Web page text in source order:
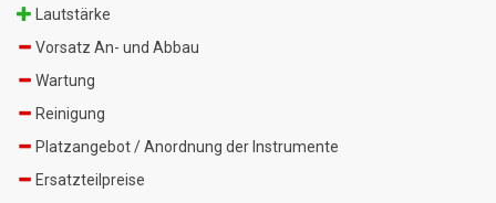
Lautstärke
Vorsatz An- und Abbau
Wartung
Reinigung
Platzangebot / Anordnung der Instrumente
Ersatzteilpreise